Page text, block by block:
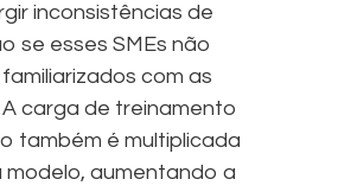
inconsistências de
se esses SMEs não
com as
carga de treinamento
também é multiplicada
modelo, aumentando a